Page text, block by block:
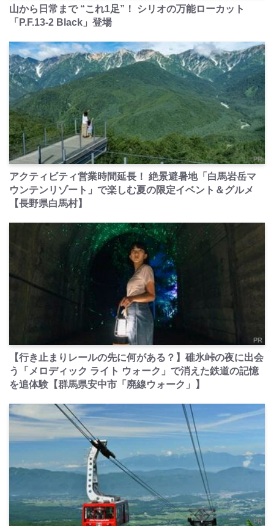
山から日常まで “これ1足”！ シリオの万能ローカット
「P.F.13-2 Black」登場
PR
アクティビティ営業時間延長！ 絶景避暑地「白馬岩岳マ
ウンテンリゾート」で楽しむ夏の限定イベント＆グルメ
【長野県白馬村】
PR
【行き止まりレールの先に何がある？】碓氷峠の夜に出会
う「メロディック ライト ウォーク」で消えた鉄道の記憶
を追体験【群馬県安中市「廃線ウォーク」】
PR